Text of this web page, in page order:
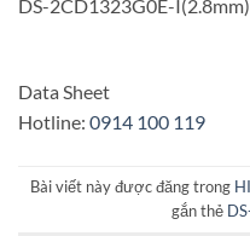
DS-2CD1323G0E-
Data Sheet
Hotline: 0914 100 119
Bài viết này được đăng trong
gắn thẻ